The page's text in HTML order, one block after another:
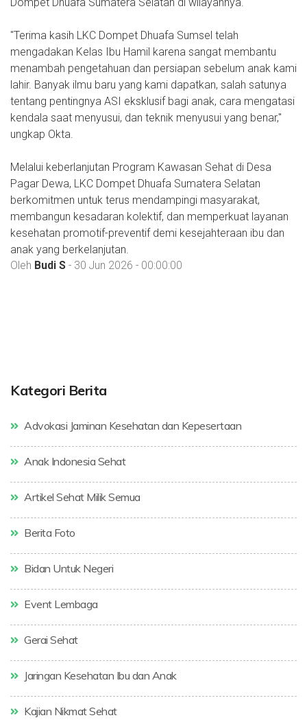
"Terima kasih LKC Dompet Dhuafa Sumsel telah
mengadakan Kelas Ibu Hamil karena sangat membantu
menambah pengetahuan dan persiapan sebelum anak kami
lahir. Banyak ilmu baru yang kami dapatkan, salah satunya
tentang pentingnya ASI eksklusif bagi anak, cara mengatasi
kendala saat menyusui, dan teknik menyusui yang benar,"
ungkap Okta.
Melalui keberlanjutan Program Kawasan Sehat di Desa
Pagar Dewa, LKC Dompet Dhuafa Sumatera Selatan
berkomitmen untuk terus mendampingi masyarakat,
membangun kesadaran kolektif, dan memperkuat layanan
kesehatan promotif-preventif demi kesejahteraan ibu dan
anak yang berkelanjutan.
Oleh Budi S - 30 Jun 2026 - 00:00:00
Kategori Berita
Advokasi Jaminan Kesehatan dan Kepesertaan
Anak Indonesia Sehat
Artikel Sehat Milik Semua
Berita Foto
Bidan Untuk Negeri
Event Lembaga
Gerai Sehat
Jaringan Kesehatan Ibu dan Anak
Kajian Nikmat Sehat